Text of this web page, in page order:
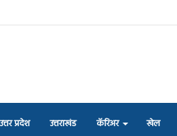
उत्तर प्रदेश उत्तराखंड कॅरिअर खेल